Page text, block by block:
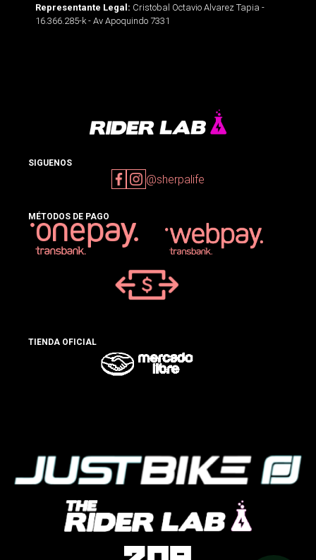
Representante Legal: Cristobal Octavio Alvarez Tapia -
16.366.285-k - Av Apoquindo 7331
SIGUENOS
@sherpalife
MÉTODOS DE PAGO
TIENDA OFICIAL